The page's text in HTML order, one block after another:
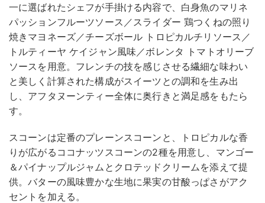
一に選ばれたシェフが手掛ける内容で、白身魚のマリネ
パッションフルーツソース／スライダー 鶏つくねの照り
焼きマヨネーズ／チーズボール トロピカルチリソース／
トルティーヤ ケイジャン風味／ボレンタ トマトオリーブ
ソースを用意。フレンチの技を感じさせる繊細な味わい
と美しく計算された構成がスイーツとの調和を生み出
し、アフタヌーンティー全体に奥行きと満足感をもたら
す。
スコーンは定番のプレーンスコーンと、トロピカルな香
りが広がるココナッツスコーンの2種を用意し、マンゴー
＆パイナップルジャムとクロテッドクリームを添えて提
供。バターの風味豊かな生地に果実の甘酸っぱさがアク
セントを加える。